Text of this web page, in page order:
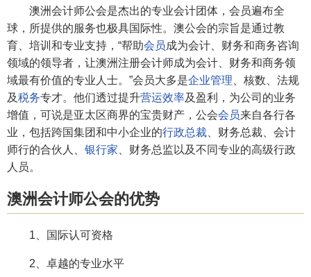
澳洲会计师公会是杰出的专业会计团体，会员遍布全
球，所提供的服务也极具国际性。澳公会的宗旨是通过教
育、培训和专业支持，“帮助会员成为会计、财务和商务咨询
领域的领导者，让澳洲注册会计师成为会计、财务和商务领
域最有价值的专业人士。”会员大多是企业管理 、核数、法规
及税务专才。他们透过提升营运效率及盈利，为公司的业务
增值，可说是亚太区商界的宝贵财产，公会会员来自各行各
业，包括跨国集团和中小企业的行政总裁 、财务总裁、会计
师行的合伙人、 银行家 、财务总监以及不同专业的高级行政
人员。
澳洲会计师公会的优势
1、国际认可资格
2、卓越的专业水平